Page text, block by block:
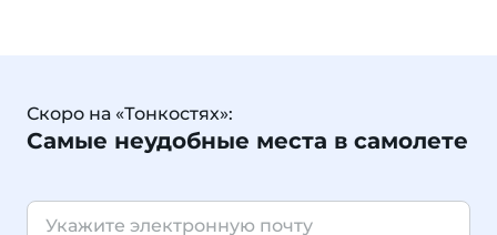
Скоро на «Тонкостях»:
Самые неудобные места в самолете